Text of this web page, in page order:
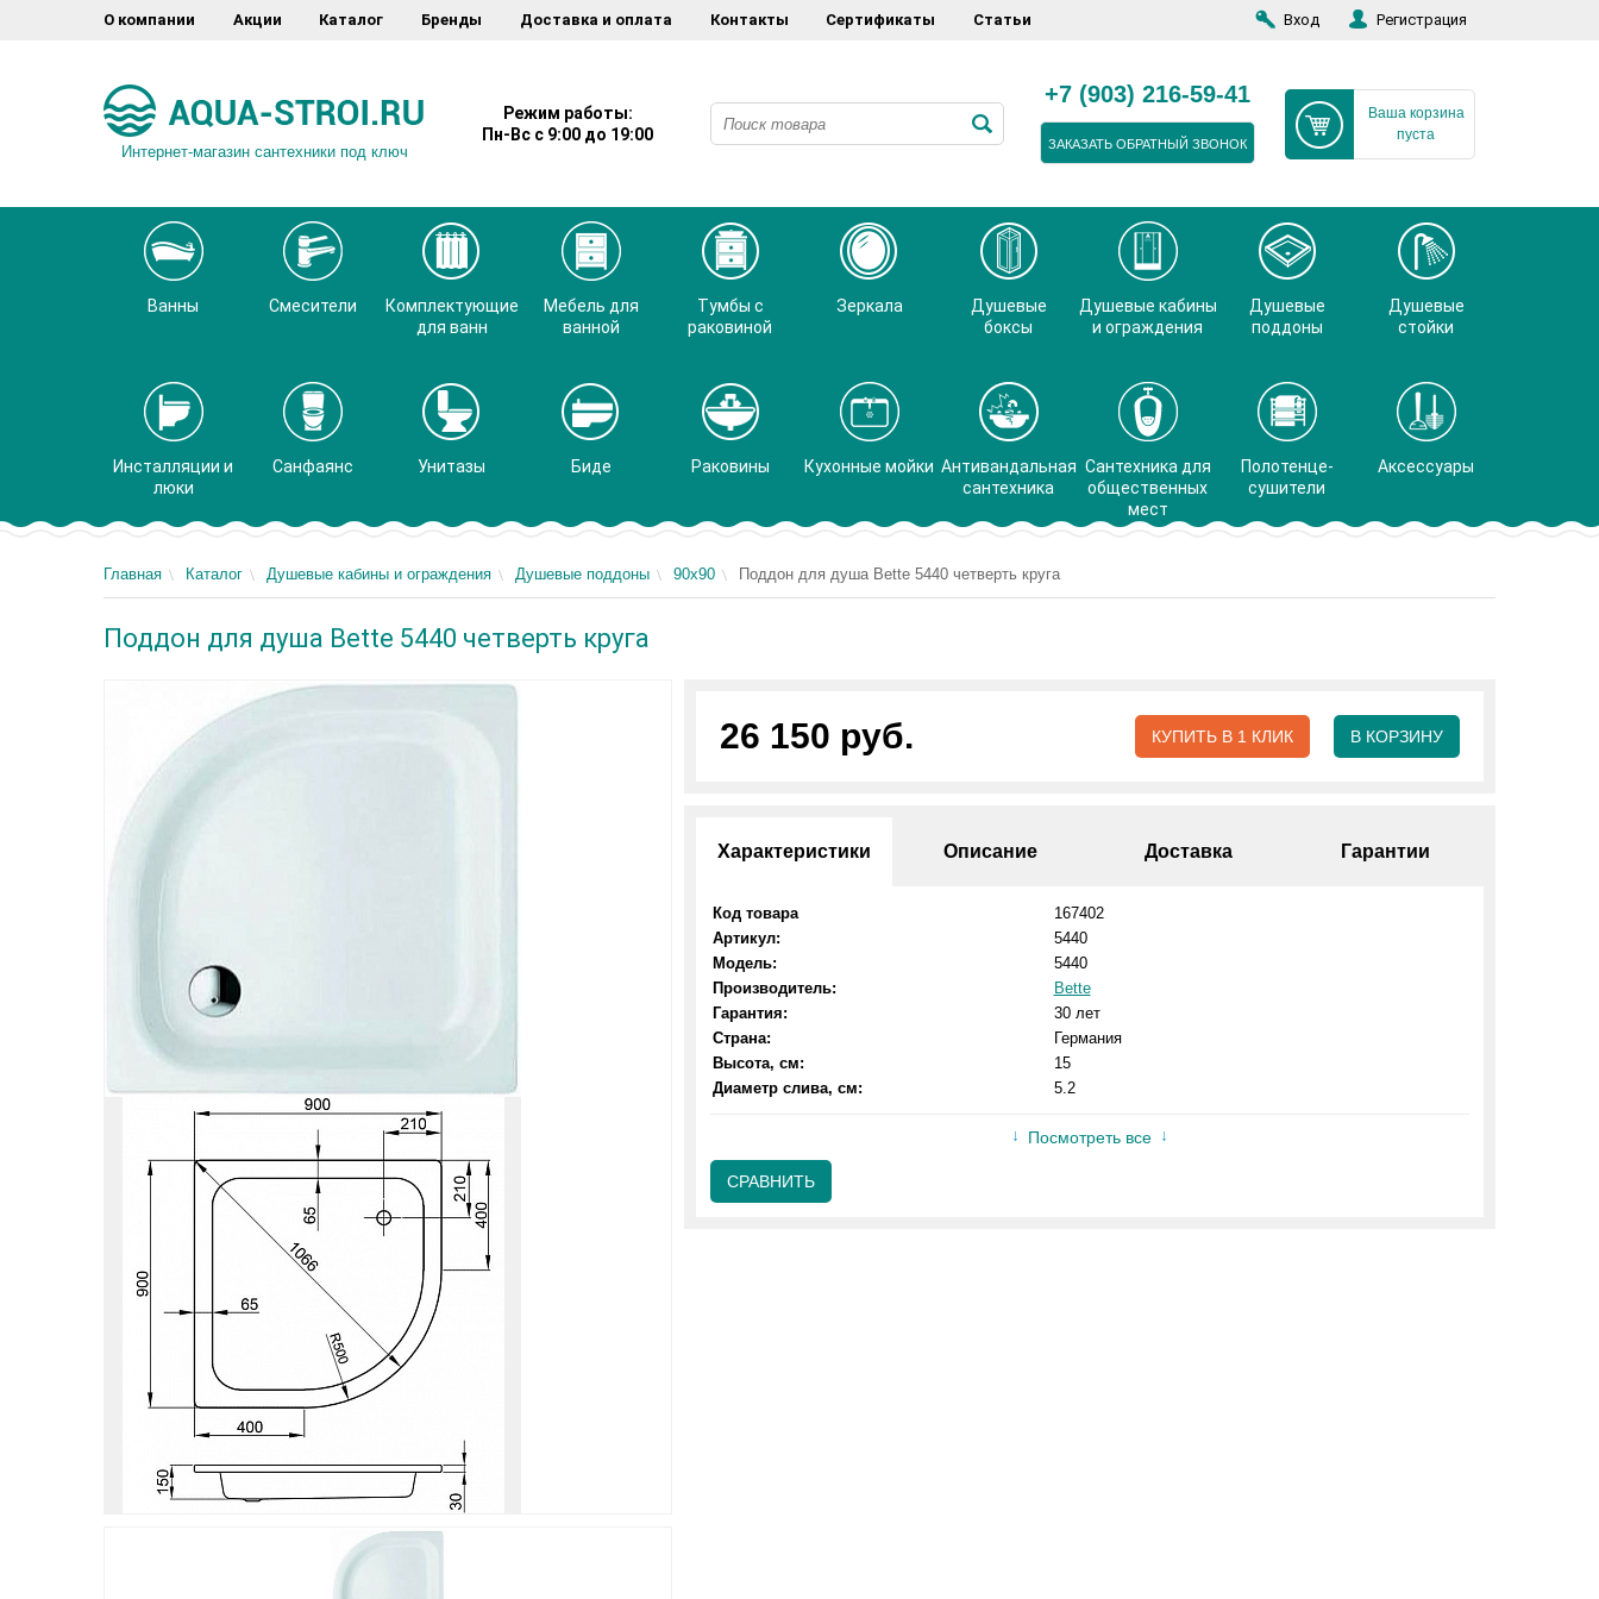
О компании Акции Каталог Бренды Доставка и оплата Контакты Сертификаты Статьи Вход Регистрация
Интернет-магазин сантехники под ключ
Режим работы:
Пн-Вс с 9:00 до 19:00
+7 (903) 216-59-41
ЗАКАЗАТЬ ОБРАТНЫЙ ЗВОНОК
Ваша корзина
пуста
Ванны Смесители
Комплектующие
для ванн
Мебель для
ванной
Тумбы с
раковиной
Зеркала
Душевые
боксы
Душевые кабины
и ограждения
Душевые
поддоны
Душевые
стойки
Инсталляции и
люки
Санфаянс Унитазы Биде Раковины Кухонные мойки Антивандальная
сантехника
Сантехника для
общественных
мест
Полотенце-
сушители
Аксессуары
Главная Каталог Душевые кабины и ограждения Душевые поддоны 90х90 Поддон для душа Bette 5440 четверть круга
Поддон для душа Bette 5440 четверть круга
26 150 руб. КУПИТЬ В 1 КЛИК В КОРЗИНУ
Характеристики Описание Доставка Гарантии
Код товара
167402
Артикул:
5440
Модель:
5440
Производитель:
Bette
Гарантия:
30 лет
Страна:
Германия
Высота, см:
15
Диаметр слива, см:
5.2
Посмотреть все
СРАВНИТЬ